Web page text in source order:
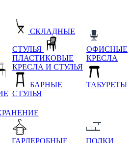
СКЛАДНЫЕ
СТУЛЬЯ
ПЛАСТИКОВЫЕ
КРЕСЛА И СТУЛЬЯ
БАРНЫЕ
СТУЛЬЯ
ОФИСНЫЕ
КРЕСЛА
ТАБУРЕТЫ
ГАРДЕРОБНЫЕ
ПОЛКИ